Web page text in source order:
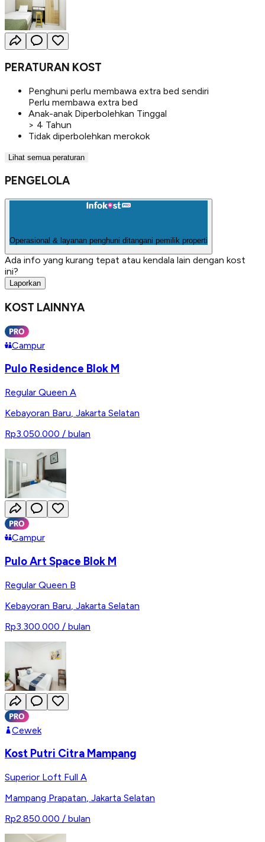
PERATURAN KOST
Penghuni perlu membawa extra bed sendiri
Perlu membawa extra bed
Anak-anak Diperbolehkan Tinggal
> 4 Tahun
Tidak diperbolehkan merokok
Lihat semua peraturan
PENGELOLA
Operasional & layanan penghuni ditangani pemilik properti
Ada info yang kurang tepat atau kendala lain dengan kost
ini?
Laporkan
KOST LAINNYA
Campur
Pulo Residence Blok M
Regular Queen A
Kebayoran Baru, Jakarta Selatan
Rp3.050.000 / bulan
Campur
Pulo Art Space Blok M
Regular Queen B
Kebayoran Baru Jakarta Selatan
Rp3.300.000 / bulan
Cewek
Kost Putri Citra Mampang
Superior Loft Full A
Mampang Prapatan, Jakarta Selatan
Rp2.850.000 / bulan